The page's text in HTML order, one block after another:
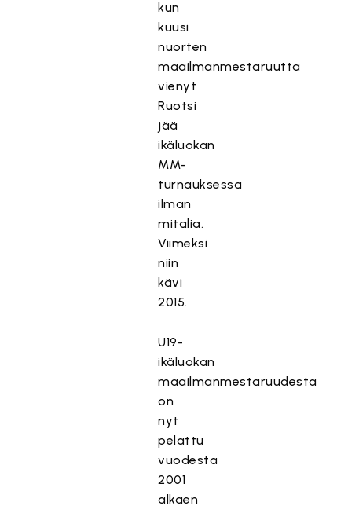
kun
kuusi
nuorten
maailmanmestaruutta
vienyt
Ruotsi
jää
ikäluokan
MM-
turnauksessa
ilman
mitalia.
Viimeksi
niin
kävi
2015.
U19-
ikäluokan
maailmanmestaruudesta
on
nyt
pelattu
vuodesta
2001
alkaen